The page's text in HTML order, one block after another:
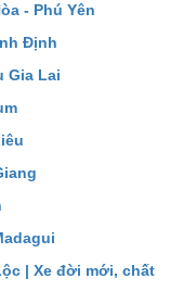
- Phú Yên
Định
Gia Lai
| Xe đời mới, chất